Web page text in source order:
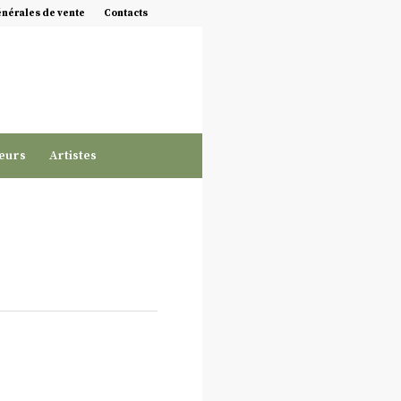
de vente Contacts
Artistes